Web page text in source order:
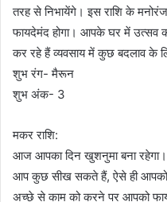
तरह से निभायेंगे। इस राशि के
फायदेमंद होगा। आपके घर में उत्सव
कर रहे हैं व्यवसाय में कुछ बदलाव के
शुभ रंग- मैरून
शुभ अंक- 3
मकर राशि:
आज आपका दिन खुशनुमा बना रहेगा।
आप कुछ सीख सकते हैं, ऐसे ही
अच्छे से काम को करने पर आपको